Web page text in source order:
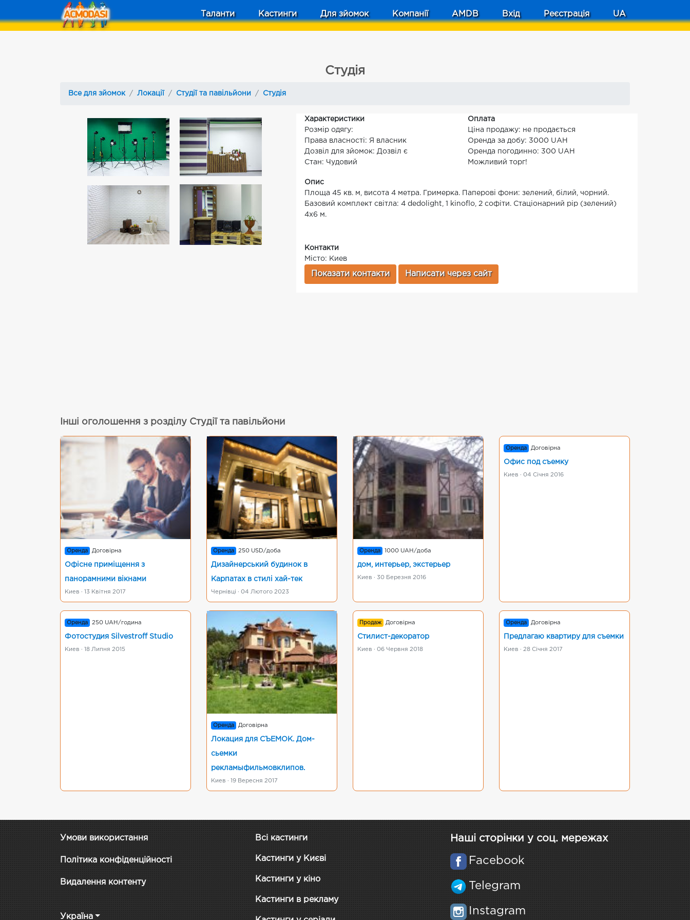
Таланти Кастинги Для зйомок Компанії AMDB Вхід Реєстрація UA
Студія
Все для зйомок Локації Студії та павільйони Студія
Характеристики
Розмір одягу:
Права власності: Я власник
Дозвіл для зйомок: Дозвіл є
Стан: Чудовий
Оплата
Ціна продажу: не продається
Оренда за добу: 3000 UAH
Оренда погодинно: 300 UAH
Можливий торг!
Опис
Площа 45 кв. м, висота 4 метра. Гримерка. Паперові фони: зелений, білий, чорний.
Базовий комплект світла: 4 dedolight, 1 kinoflo, 2 софіти. Стаціонарний рір (зелений)
4х6 м.
Контакти
Місто: Киев
Показати контакти Написати через сайт
Інші оголошення з розділу Студії та павільйони
Оренда Договірна
Офісне приміщення з
панорамними вікнами
Киев · 13 Квітня 2017
Оренда 250 USD/доба
Дизайнерський будинок в
Карпатах в стилі хай-тек
Чернівці · 04 Лютого 2023
Оренда 1000 UAH/доба
дом, интерьер, экстерьер
Киев · 30 Березня 2016
Оренда Договірна
Офис под съемку
Киев · 04 Січня 2016
Оренда 250 UAH/година
Фотостудия Silvestroff Studio
Киев · 18 Липня 2015
Оренда Договірна
Локация для СЪЕМОК. Дом-
сьемки
рекламыфильмовклипов.
Киев · 19 Вересня 2017
Продаж Договірна
Стилист-декоратор
Киев · 06 Червня 2018
Оренда Договірна
Предлагаю квартиру для съемки
Киев · 28 Січня 2017
Умови використання
Політика конфіденційності
Видалення контенту
Україна
Всі кастинги
Кастинги у Києві
Кастинги у кіно
Кастинги в рекламу
Наші сторінки у соц. мережах
Facebook
Telegram
Instagram